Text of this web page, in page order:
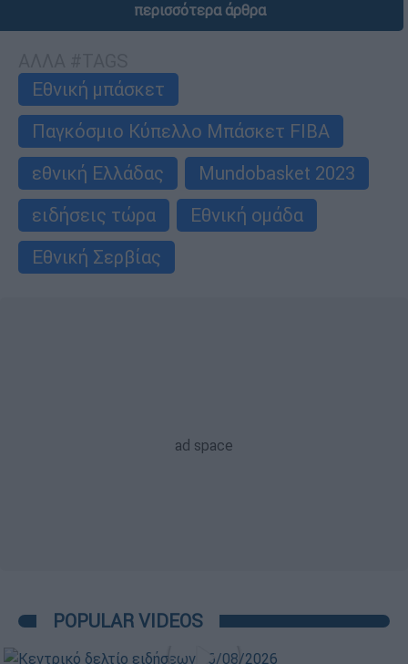
περισσότερα άρθρα
Εθνική μπάσκετ
Παγκόσμιο Κύπελλο Μπάσκετ FIBA
εθνική Ελλάδας
Mundobasket 2023
ειδήσεις τώρα
Εθνική ομάδα
Εθνική Σερβίας
POPULAR VIDEOS